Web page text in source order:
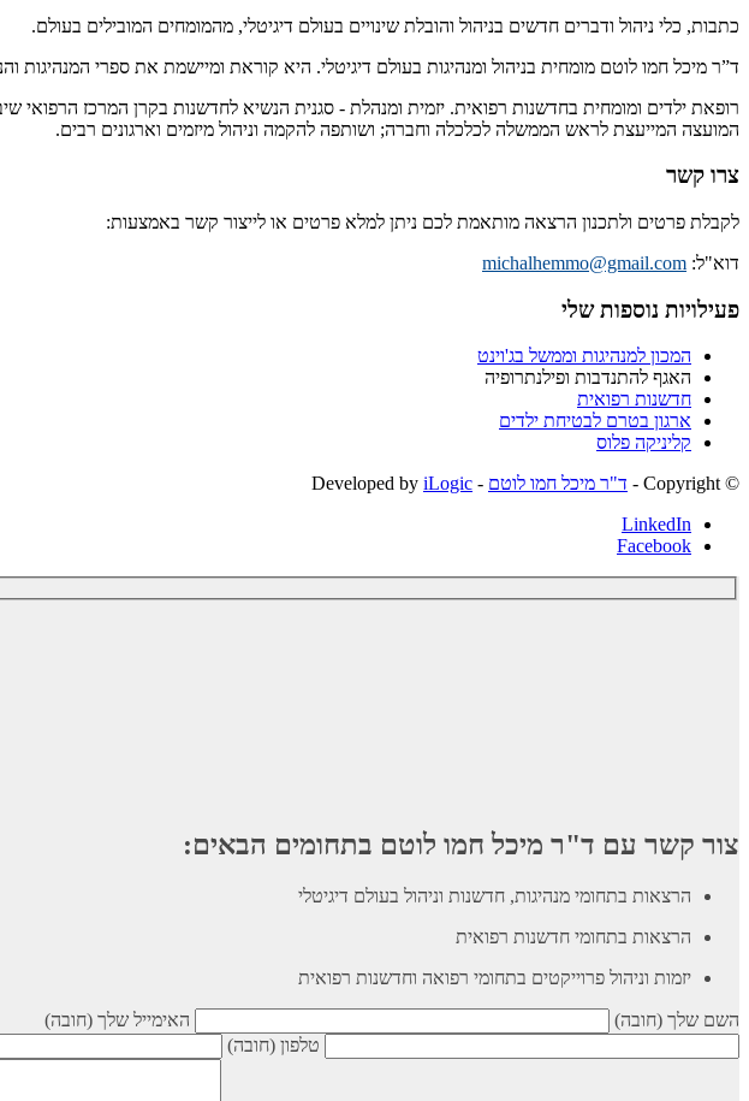
כתבות, כלי ניהול ודברים חדשים בניהול והובלת שינויים בעולם דיגיטלי, מהמומחים המובילים בעולם.
ד”ר מיכל חמו לוטם מומחית בניהול ומנהיגות בעולם דיגיטלי. היא קוראת ומיישמת את ספרי
רופאת ילדים ומומחית בחדשנות רפואית. יזמית ומנהלת - סגנית הנשיא לחדשנות בקרן המרכז הרפואי
המועצה המייעצת לראש הממשלה לכלכלה וחברה; ושותפה להקמה וניהול מיזמים וארגונים רבים.
צרו קשר
לקבלת פרטים ולתכנון הרצאה מותאמת לכם ניתן למלא פרטים או לייצור קשר באמצעות:
דוא"ל: michalhemmo@gmail.com
פעילויות נוספות שלי
המכון למנהיגות וממשל בג'וינט
האגף להתנדבות ופילנתרופיה
חדשנות רפואית
ארגון בטרם לבטיחת ילדים
קליניקה פלוס
© ‫Copyright -
ד"ר מיכל חמו לוטם - Developed by
iLogic
LinkedIn
Facebook
צור קשר עם ד"ר מיכל חמו לוטם בתחומים הבאים:
הרצאות בתחומי מנהיגות, חדשנות וניהול בעולם דיגיטלי
הרצאות בתחומי חדשנות רפואית
יזמות וניהול פרוייקטים בתחומי רפואה וחדשנות רפואית
השם שלך (חובה)
האימייל שלך (חובה)
טלפון (חובה)